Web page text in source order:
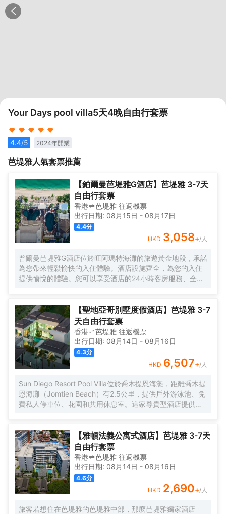
Your Days pool villa5天4晚自由行套票
4.4/5 2024年開業
芭堤雅人氣套票推薦
【鉑爾曼芭堤雅G酒店】芭堤雅 3-7天
自由行套票
香港 芭堤雅 往返機票
出行日期: 08月15日 - 08月17日
4.4分
HKD 3,058+/人
普爾曼芭堤雅G酒店位於旺阿瑪特海灘的旅遊黃金地段，承諾
為您帶來輕鬆愉快的入住體驗。酒店設施齊全，為您的入住
提供愉悅的體驗。您可以享受酒店的24小時客房服務、全房
茶、鏡子和秤。酒店寧靜的氛圍延伸至其休閒設施，包括私
人海灘、健身中心、戶外游泳池、水療中心和按摩服務。無
論您訪問芭堤雅的理由是什麼，普爾曼芭堤雅G酒店都會讓您
感到如同回到家一般。
【聖地亞哥別墅度假酒店】芭堤雅 3-7
天自由行套票
香港 芭堤雅 往返機票
出行日期: 08月14日 - 08月16日
4.3分
HKD 6,507+/人
Sun Diego Resort Pool Villa位於喬木提恩海灘，距離喬木提
恩海灘（Jomtien Beach）有2.5公里，提供戶外游泳池、免
費私人停車位、花園和共用休息室。這家尊貴型酒店提供共
有空調、書桌、電視、私人浴室、床上用品、毛巾和市景陽
台。所有客房都配有電熱水壺。部分客房提供帶冰箱、洗碗
機和烤箱的廚房。客房均提供衣櫃。 Sun Diego Resort Pool
Villa距離東星高爾夫球場有37公里，距離翡翠高爾夫度假村
有41公里。最近的機場是烏塔堡羅勇-芭堤雅國際機場，距離
這家住宿有37公里。
【雅頓法義公寓式酒店】芭堤雅 3-7天
自由行套票
香港 芭堤雅 往返機票
出行日期: 08月14日 - 08月16日
4.6分
HKD 2,690+/人
旅客若想住在芭堤雅的芭堤雅中部，那麼芭堤雅獨家酒店